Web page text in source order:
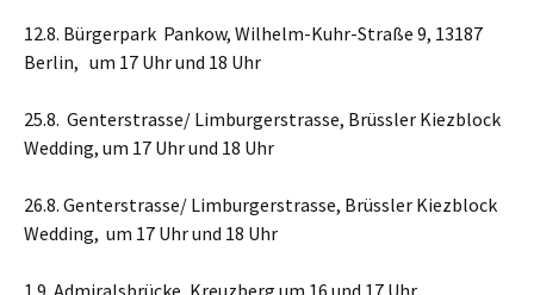
12.8. Bürgerpark Pankow, Wilhelm-Kuhr-Straße 9, 13187
Berlin, um 17 Uhr und 18 Uhr
25.8. Genterstrasse/ Limburgerstrasse, Brüssler Kiezblock
Wedding, um 17 Uhr und 18 Uhr
26.8. Genterstrasse/ Limburgerstrasse, Brüssler Kiezblock
Wedding, um 17 Uhr und 18 Uhr
1.9. Admiralsbrücke, Kreuzberg um 16 und 17 Uhr